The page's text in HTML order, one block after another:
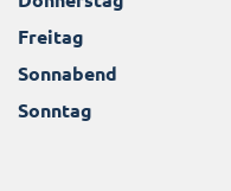
Freitag
Sonnabend
Sonntag